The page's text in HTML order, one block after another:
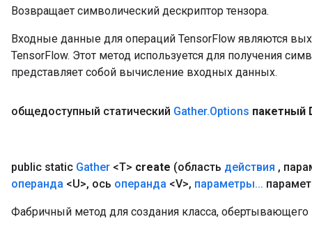
Возвращает символический дескриптор тензора.
Входные данные для операций TensorFlow являются
TensorFlow. Этот метод используется для получения
представляет собой вычисление входных данных.
общедоступный статический Gather.Options пакетный
public static Gather <T> create (область действия ,
операнда <U>, ось операнда <V>, параметры...
Фабричный метод для создания класса,